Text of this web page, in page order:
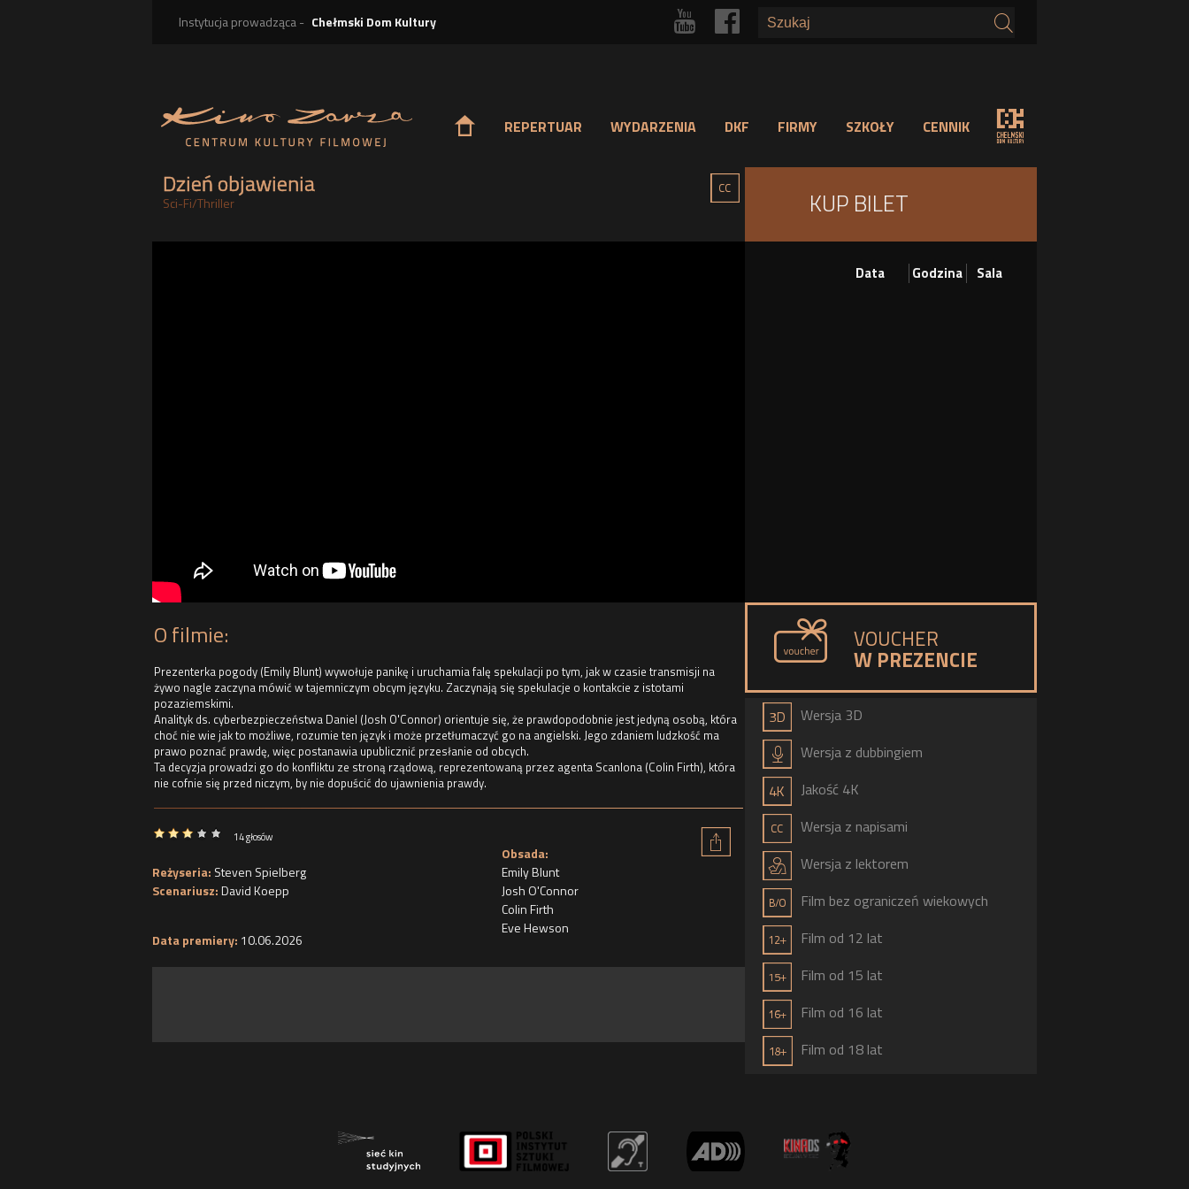
Instytucja prowadząca - Chełmski Dom Kultury r p
o REPERTUAR WYDARZENIA DKF FIRMY SZKOŁY CENNIK s
Dzień objawienia
Sci-Fi/Thriller
g
O filmie:
Prezenterka pogody (Emily Blunt) wywołuje panikę i uruchamia falę spekulacji po tym, jak w czasie transmisji na
żywo nagle zaczyna mówić w tajemniczym obcym języku. Zaczynają się spekulacje o kontakcie z istotami
pozaziemskimi.
Analityk ds. cyberbezpieczeństwa Daniel (Josh O'Connor) orientuje się, że prawdopodobnie jest jedyną osobą, która
choć nie wie jak to możliwe, rozumie ten język i może przetłumaczyć go na angielski. Jego zdaniem ludzkość ma
prawo poznać prawdę, więc postanawia upublicznić przesłanie od obcych.
Ta decyzja prowadzi go do konfliktu ze stroną rządową, reprezentowaną przez agenta Scanlona (Colin Firth), która
nie cofnie się przed niczym, by nie dopuścić do ujawnienia prawdy.
14 głosów
Reżyseria: Steven Spielberg
Scenariusz:David Koepp
Data premiery: 10.06.2026
Obsada:
Emily Blunt
Josh O'Connor
Colin Firth
Eve Hewson
KUP BILET
Data Godzina Sala
VOUCHER
W PREZENCIE
a
Wersja 3D
h Wersja z dubbingiem
b Jakość 4K
g Wersja z napisami
j
Wersja z lektorem
Film bez ograniczeń wiekowych
Film od 12 lat
Film od 15 lat
Film od 16 lat
Film od 18 lat